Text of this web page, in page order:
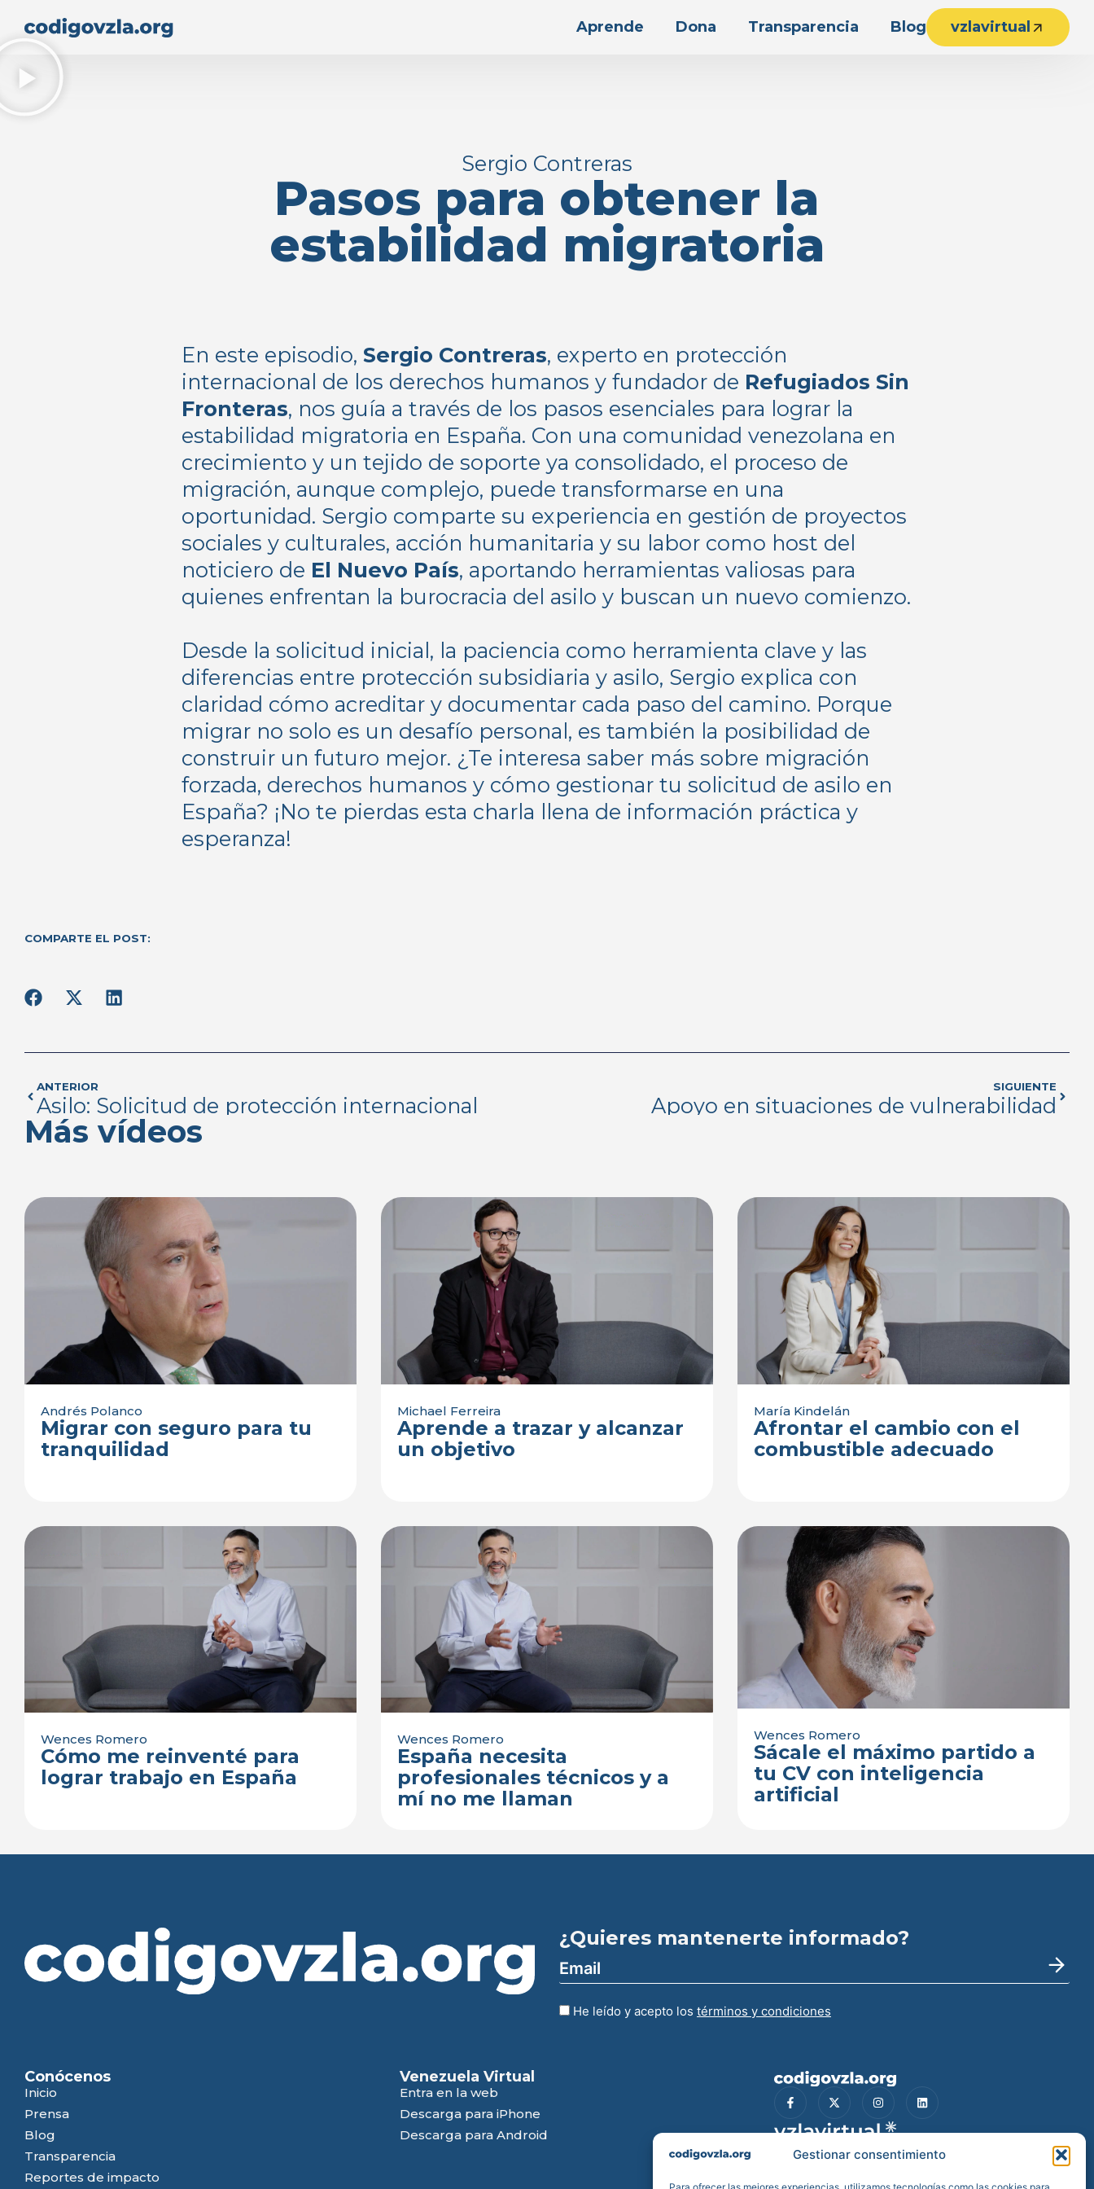
Gestionar consentimiento
Aprende Dona Transparencia Blog vzlavirtual
Sergio Contreras
Pasos para obtener la
estabilidad migratoria
En este episodio, Sergio Contreras, experto en protección
internacional de los derechos humanos y fundador de Refugiados Sin
Fronteras, nos guía a través de los pasos esenciales para lograr la
estabilidad migratoria en España. Con una comunidad venezolana en
crecimiento y un tejido de soporte ya consolidado, el proceso de
migración, aunque complejo, puede transformarse en una
oportunidad. Sergio comparte su experiencia en gestión de proyectos
sociales y culturales, acción humanitaria y su labor como host del
noticiero de El Nuevo País, aportando herramientas valiosas para
quienes enfrentan la burocracia del asilo y buscan un nuevo comienzo.
Desde la solicitud inicial, la paciencia como herramienta clave y las
diferencias entre protección subsidiaria y asilo, Sergio explica con
claridad cómo acreditar y documentar cada paso del camino. Porque
migrar no solo es un desafío personal, es también la posibilidad de
construir un futuro mejor. ¿Te interesa saber más sobre migración
forzada, derechos humanos y cómo gestionar tu solicitud de asilo en
España? ¡No te pierdas esta charla llena de información práctica y
esperanza!
COMPARTE EL POST:
ANTERIOR
Asilo: Solicitud de protección internacional
SIGUIENTE
Apoyo en situaciones de vulnerabilidad
Más vídeos
Andrés Polanco
Migrar con seguro para tu
tranquilidad
Michael Ferreira
Aprende a trazar y alcanzar
un objetivo
María Kindelán
Afrontar el cambio con el
combustible adecuado
Wences Romero
Cómo me reinventé para
lograr trabajo en España
Wences Romero
España necesita
profesionales técnicos y a
mí no me llaman
Wences Romero
Sácale el máximo partido a
tu CV con inteligencia
artificial
¿Quieres mantenerte informado?
He leído y acepto los términos y condiciones
Conócenos
Inicio
Prensa
Blog
Transparencia
Reportes de impacto
Venezuela Virtual
Entra en la web
Descarga para iPhone
Descarga para Android